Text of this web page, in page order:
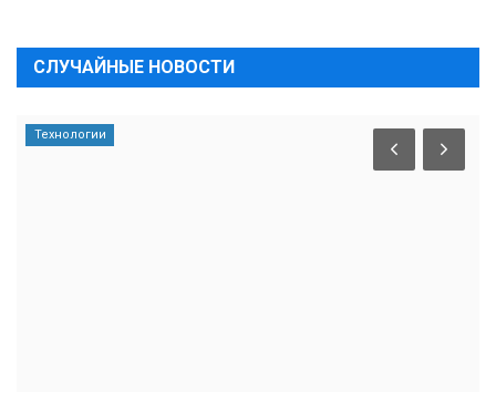
СЛУЧАЙНЫЕ НОВОСТИ
Технологии